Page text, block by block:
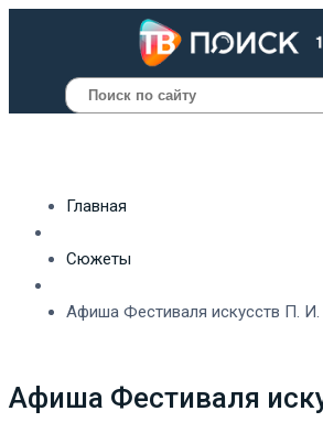
Поиск
Главная
Сюжеты
Афиша Фестиваля искусств П. И.
Афиша Фестиваля